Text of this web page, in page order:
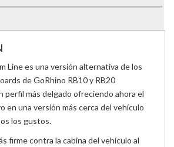
Line es una versión alternativa de los
de GoRhino RB10 y RB20
perfil más delgado ofreciendo ahora el
en una versión más cerca del vehículo
los gustos.
firme contra la cabina del vehículo al